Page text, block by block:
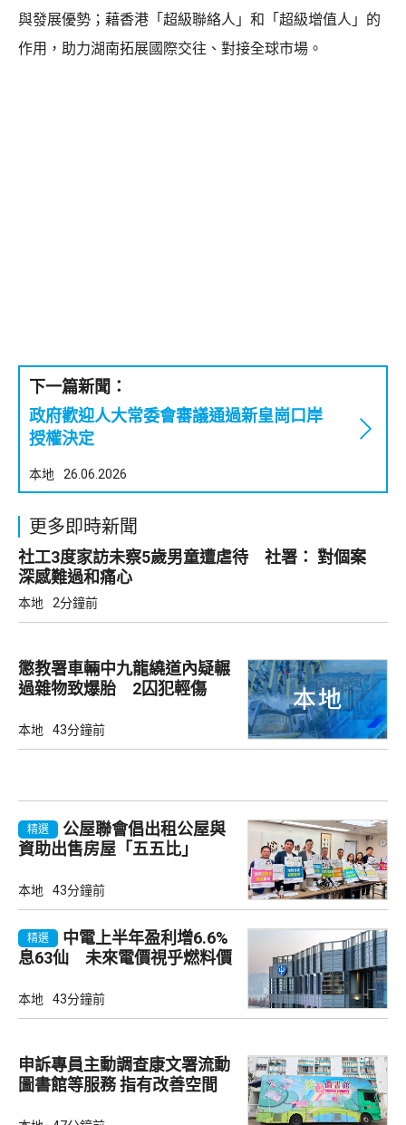
與發展優勢；藉香港「超級聯絡人」和「超級增值人」的
作用，助力湖南拓展國際交往、對接全球市場。
下一篇新聞：
政府歡迎人大常委會審議通過新皇崗口岸
授權決定
本地 26.06.2026
更多即時新聞
社工3度家訪未察5歲男童遭虐待 社署： 對個案
深感難過和痛心
本地 2分鐘前
懲教署車輛中九龍繞道內疑輾
過雜物致爆胎 2囚犯輕傷
本地 43分鐘前
精選
公屋聯會倡出租公屋與
資助出售房屋「五五比」
本地 43分鐘前
精選
中電上半年盈利增6.6%
息63仙 未來電價視乎燃料價
本地 43分鐘前
申訴專員主動調查康文署流動
圖書館等服務 指有改善空間